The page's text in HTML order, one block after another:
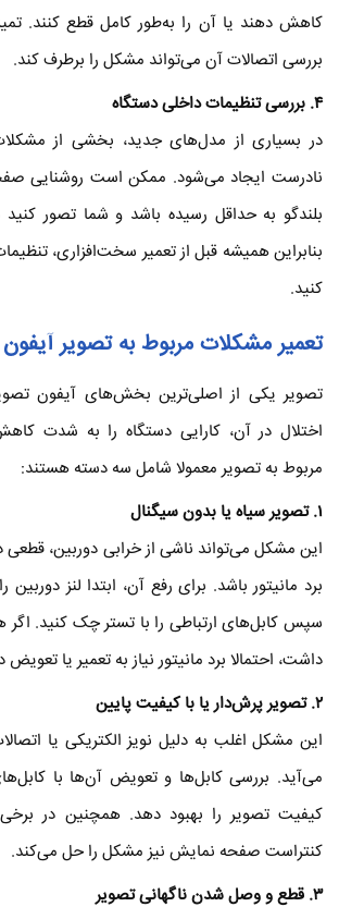
کاهش دهند یا آن را به‌طور کامل قطع کنند.
بررسی اتصالات آن می‌تواند مشکل را برطرف کند.
۴. بررسی تنظیمات داخلی دستگاه
در بسیاری از مدل‌های جدید، بخشی از
نادرست ایجاد می‌شود. ممکن است روشنایی
بلندگو به حداقل رسیده باشد و شما تصور
بنابراین همیشه قبل از تعمیر سخت‌افزاری،
کنید.
تعمیر مشکلات مربوط به تصویر
تصویر یکی از اصلی‌ترین بخش‌های آیفون
اختلال در آن، کارایی دستگاه را به شدت
مربوط به تصویر معمولا شامل سه دسته هستند:
۱. تصویر سیاه یا بدون سیگنال
این مشکل می‌تواند ناشی از خرابی دوربین،
برد مانیتور باشد. برای رفع آن، ابتدا لنز دوربین
سپس کابل‌های ارتباطی را با تستر چک کنید.
داشت، احتمالا برد مانیتور نیاز به تعمیر یا تعویض
۲. تصویر پرش‌دار یا با کیفیت پایین
این مشکل اغلب به دلیل نویز الکتریکی یا
می‌آید. بررسی کابل‌ها و تعویض آن‌ها با
کیفیت تصویر را بهبود دهد. همچنین در برخی
کنتراست صفحه نمایش نیز مشکل را حل می‌کند.
۳. قطع و وصل شدن ناگهانی تصویر